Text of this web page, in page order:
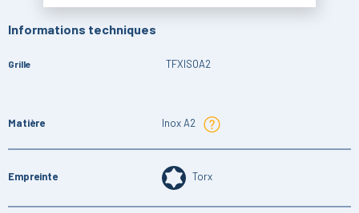
Informations techniques
Grille TFXISOA2
Matière Inox A2
Empreinte Torx